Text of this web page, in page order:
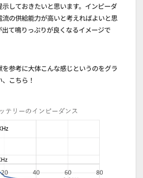
しておきたいと思います。インピーダ
流の供給能力が高いと考えればよいと思
て鳴りっぷりが良くなるイメージで
参考に大体こんな感じというのをグラ
こちら！